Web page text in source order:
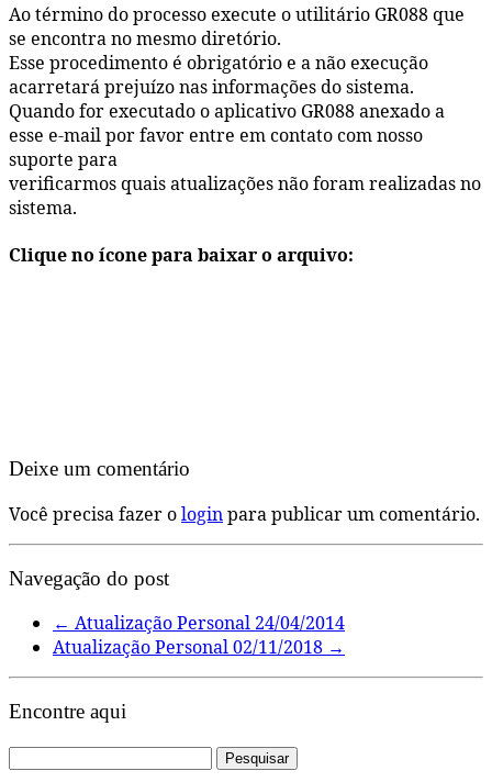
Ao término do processo execute o utilitário GR088 que
se encontra no mesmo diretório.
Esse procedimento é obrigatório e a não execução
acarretará prejuízo nas informações do sistema.
Quando for executado o aplicativo GR088 anexado a
esse e-mail por favor entre em contato com nosso
suporte para
verificarmos quais atualizações não foram realizadas no
sistema.
Clique no ícone para baixar o arquivo:
Deixe um comentário
Você precisa fazer ologinpara publicar um comentário.
Navegação do post
← Atualização Personal 24/04/2014
Atualização Personal 02/11/2018 →
Encontre aqui
Pesquisar